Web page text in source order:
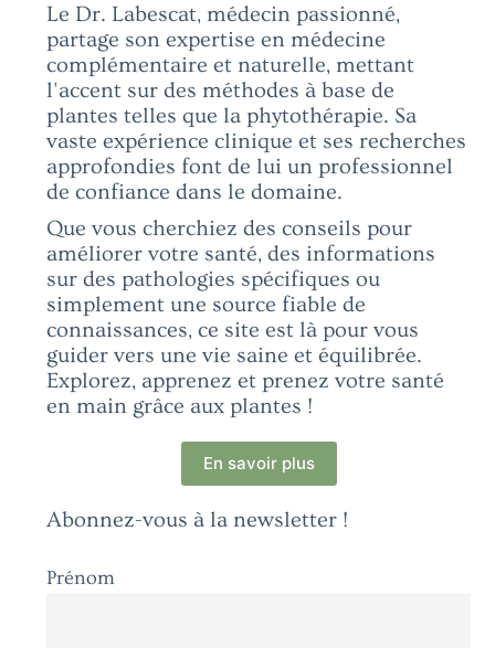
Le Dr. Labescat, médecin passionné,
partage son expertise en médecine
complémentaire et naturelle, mettant
l'accent sur des méthodes à base de
plantes telles que la phytothérapie. Sa
vaste expérience clinique et ses recherches
approfondies font de lui un professionnel
de confiance dans le domaine.
Que vous cherchiez des conseils pour
améliorer votre santé, des informations
sur des pathologies spécifiques ou
simplement une source fiable de
connaissances, ce site est là pour vous
guider vers une vie saine et équilibrée.
Explorez, apprenez et prenez votre santé
en main grâce aux plantes !
En savoir plus
Abonnez-vous à la newsletter !
Prénom